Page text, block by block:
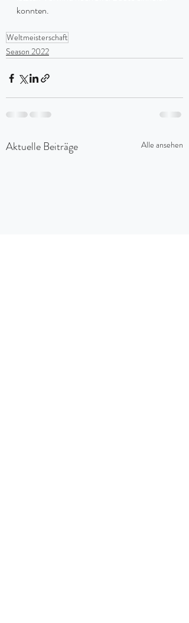
konnten.
Weltmeisterschaft
Season 2022
Aktuelle Beiträge Alle ansehen